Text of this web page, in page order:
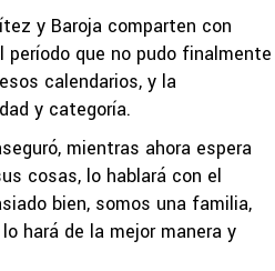
y Baroja comparten con
que no pudo finalmente
calendarios, y la
y categoría.
mientras ahora espera
cosas, lo hablará con el
bien, somos una familia,
hará de la mejor manera y